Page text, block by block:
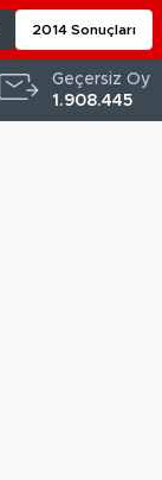
2014 Sonuçları
Geçersiz Oy
1.908.445